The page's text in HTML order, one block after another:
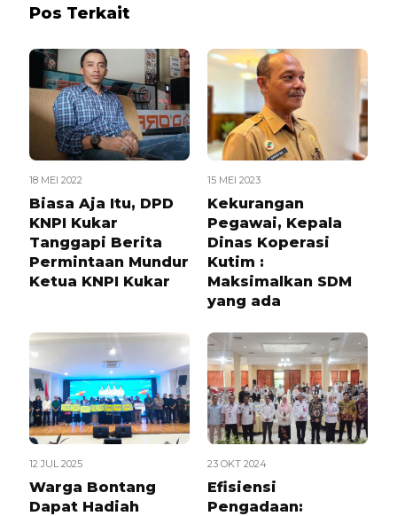
Pos Terkait
18 MEI 2022
Biasa Aja Itu, DPD
KNPI Kukar
Tanggapi Berita
Permintaan Mundur
Ketua KNPI Kukar
15 MEI 2023
Kekurangan
Pegawai, Kepala
Dinas Koperasi
Kutim :
Maksimalkan SDM
yang ada
12 JUL 2025
Warga Bontang
Dapat Hadiah
23 OKT 2024
Efisiensi
Pengadaan: